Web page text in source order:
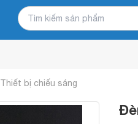
Thiết bị chiếu sáng